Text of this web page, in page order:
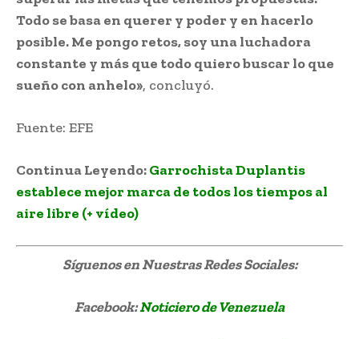
Todo se basa en querer y poder y en hacerlo
posible. Me pongo retos, soy una luchadora
constante y más que todo quiero buscar lo que
sueño con anhelo», concluyó.
Fuente: EFE
Continua Leyendo:Garrochista Duplantis
establece mejor marca de todos los tiempos al
aire libre (+ vídeo)
Síguenosen Nuestras Redes Sociales:
Facebook:Noticiero de Venezuela